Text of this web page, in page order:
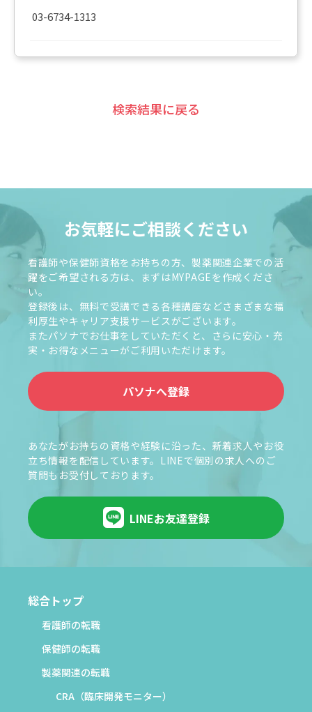
03-6734-1313
検索結果に戻る
お気軽にご相談ください
看護師や保健師資格をお持ちの方、製薬関連企業での活
躍をご希望される方は、まずはMYPAGEを作成くださ
い。
登録後は、無料で受講できる各種講座などさまざまな福
利厚生やキャリア支援サービスがございます。
またパソナでお仕事をしていただくと、さらに安心・充
実・お得なメニューがご利用いただけます。
パソナへ登録
あなたがお持ちの資格や経験に沿った、新着求人やお役
立ち情報を配信しています。LINEで個別の求人へのご
質問もお受付しております。
LINEお友達登録
総合トップ
看護師の転職
保健師の転職
製薬関連の転職
CRA（臨床開発モニター）